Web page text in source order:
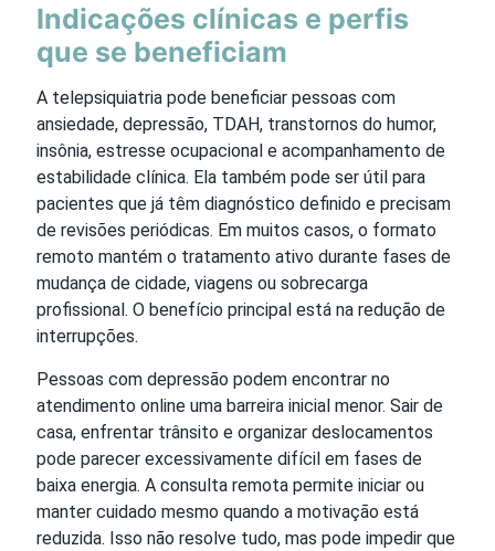
Indicações clínicas e perfis
que se beneficiam
A telepsiquiatria pode beneficiar pessoas com
ansiedade, depressão, TDAH, transtornos do humor,
insônia, estresse ocupacional e acompanhamento de
estabilidade clínica. Ela também pode ser útil para
pacientes que já têm diagnóstico definido e precisam
de revisões periódicas. Em muitos casos, o formato
remoto mantém o tratamento ativo durante fases de
mudança de cidade, viagens ou sobrecarga
profissional. O benefício principal está na redução de
interrupções.
Pessoas com depressão podem encontrar no
atendimento online uma barreira inicial menor. Sair de
casa, enfrentar trânsito e organizar deslocamentos
pode parecer excessivamente difícil em fases de
baixa energia. A consulta remota permite iniciar ou
manter cuidado mesmo quando a motivação está
reduzida. Isso não resolve tudo, mas pode impedir que